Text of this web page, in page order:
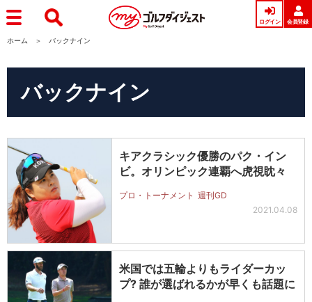
ログイン 会員登録
ホーム バックナイン
バックナイン
キアクラシック優勝のパク・イン
ビ。オリンピック連覇へ虎視眈々
プロ・トーナメント 週刊GD
2021.04.08
米国では五輪よりもライダーカッ
プ? 誰が選ばれるかが早くも話題に